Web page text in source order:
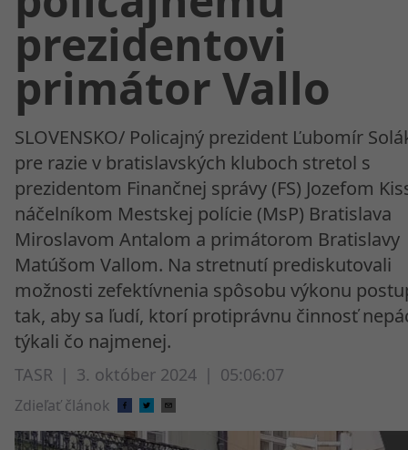
prezidentovi
primátor Vallo
SLOVENSKO/ Policajný prezident Ľubomír
pre razie v bratislavských kluboch stretol s
prezidentom Finančnej správy (FS) Jozefom
náčelníkom Mestskej polície (MsP) Bratislava
Miroslavom Antalom a primátorom Bratislavy
Matúšom Vallom. Na stretnutí prediskutovali
možnosti zefektívnenia spôsobu výkonu
tak, aby sa ľudí, ktorí protiprávnu činnosť
týkali čo najmenej.
TASR | 3. október 2024 | 05:06:07
Zdieľať článok